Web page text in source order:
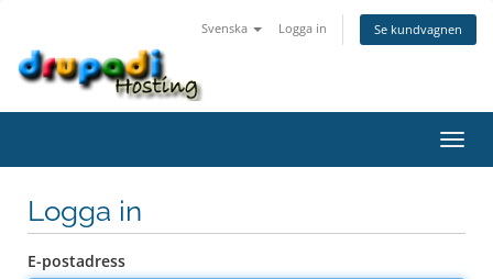
Svenska Logga in Se kundvagnen
Växla
Logga in
E-postadress